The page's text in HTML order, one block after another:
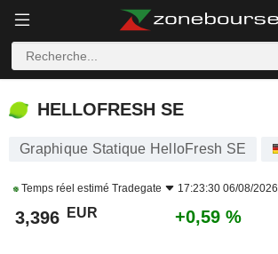
HELLOFRESH SE
HELLOFRESH SE
Graphique Statique HelloFresh SE
Temps réel estimé Tradegate 17:23:30 06/08/2026
3,396 EUR +0,59 %